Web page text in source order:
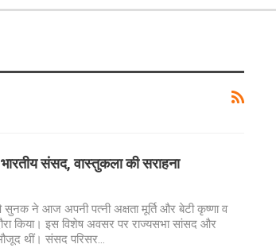
संसद, वास्तुकला की सराहना
ने आज अपनी पत्नी अक्षता मूर्ति और बेटी कृष्णा व
किया। इस विशेष अवसर पर राज्यसभा सांसद और
थीं। संसद परिसर…